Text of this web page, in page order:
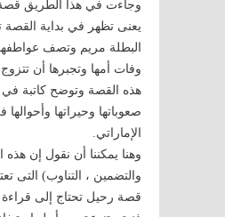
وجاءت في هذا الطريق
يعنى تظهر في بداية
البطلة مريم وتصف
وفات أمها وتجبرها أن
هذه القصة وتوضح كاتبة
صعوباتها وحيراتها
الإماراتي.
وهنا يمكننا أن نقول إن هذه
والتضمين ، التناوب) التى
قصة رحيل تحتاج إلى قراءة